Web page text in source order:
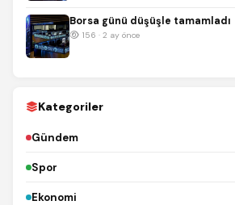
Borsa günü düşüşle tamamladı
156 · 2 ay önce
Kategoriler
Gündem
Spor
Ekonomi